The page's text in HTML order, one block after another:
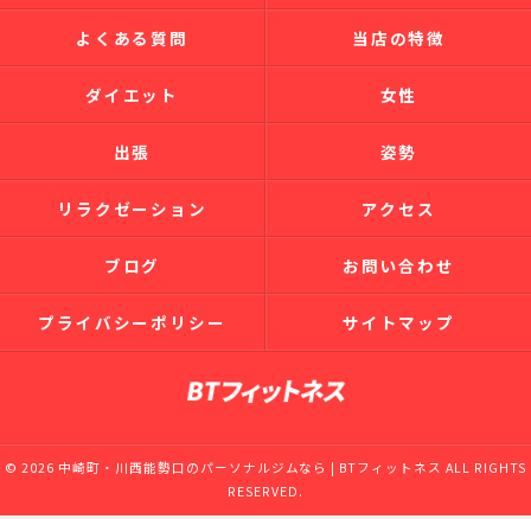
よくある質問 当店の特徴
ダイエット 女性
出張 姿勢
リラクゼーション アクセス
ブログ お問い合わせ
プライバシーポリシー サイトマップ
© 2026 中崎町・川西能勢口のパーソナルジムなら | BTフィットネス ALL RIGHTS
RESERVED.